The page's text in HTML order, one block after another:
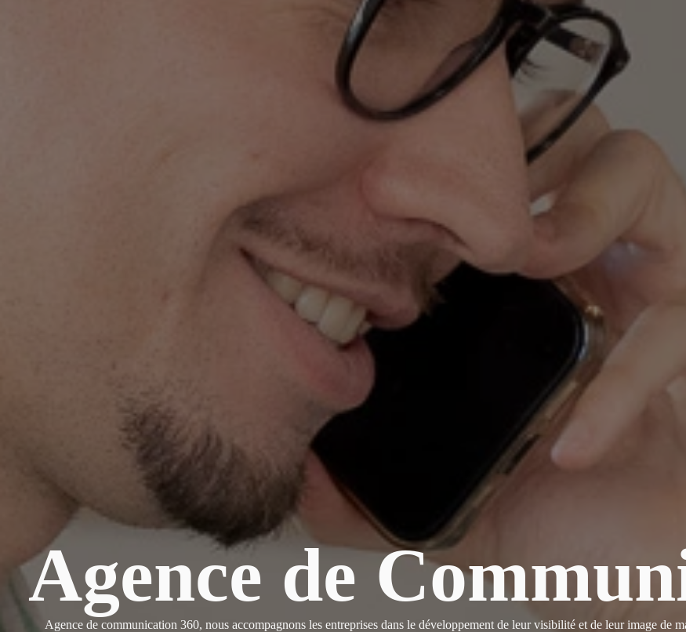
Agence de
Agence de communication 360, nous accompagnons les entreprises dans le développement de leur visibilité et de leur image de